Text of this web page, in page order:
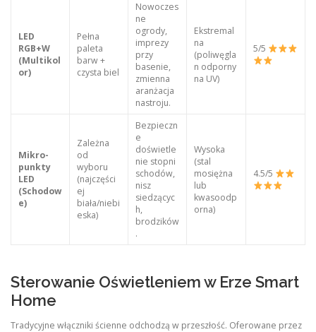
LED
RGB+W
(Multikol
or)
Pełna
paleta
barw +
czysta biel
Nowoczes
ne
ogrody,
imprezy
przy
basenie,
zmienna
aranżacja
nastroju.
Ekstremal
na
(poliwęgla
n odporny
na UV)
5/5
Mikro-
punkty
LED
(Schodow
e)
Zależna
od
wyboru
(najczęści
ej
biała/niebi
eska)
Bezpieczn
e
doświetle
nie stopni
schodów,
nisz
siedzącyc
h,
brodzików
.
Wysoka
(stal
mosiężna
lub
kwasoodp
orna)
4.5/5
Sterowanie Oświetleniem w Erze Smart
Home
Tradycyjne włączniki ścienne odchodzą w przeszłość. Oferowane przez